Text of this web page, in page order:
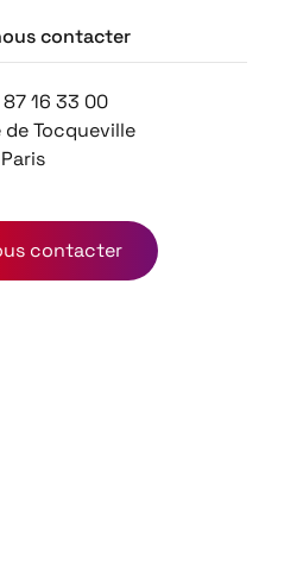
contacter
87 16 33 00
de Tocqueville
contacter